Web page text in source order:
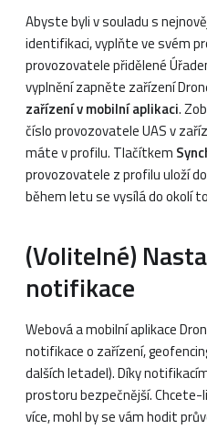
Abyste byli v souladu s
identifikaci, vyplňte ve svém
provozovatele přidělené
vyplnění zapněte zařízení
zařízení v mobilní aplikaci.
číslo provozovatele UAS v
máte v profilu. Tlačítkem
provozovatele z profilu uloží
během letu se vysílá do okolí
(Volitelné)
notifikace
Webová a mobilní aplikace
notifikace o zařízení,
dalších letadel). Díky
prostoru bezpečnější.
více, mohl by se vám hodit